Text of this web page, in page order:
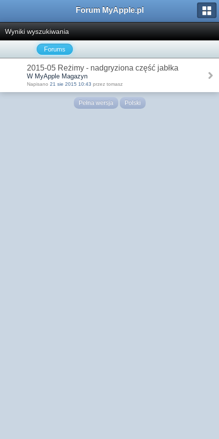
Forum MyApple.pl
Wyniki wyszukiwania
Forums
2015-05 Reżimy - nadgryziona część jabłka
W MyApple Magazyn
Napisano 21 sie 2015 10:43 przez tomasz
Pełna wersja Polski